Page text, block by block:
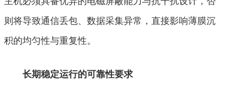
则将导致通信丢包、数据采集异常，直接影响薄膜沉
积的均匀性与重复性。
长期稳定运行的可靠性要求